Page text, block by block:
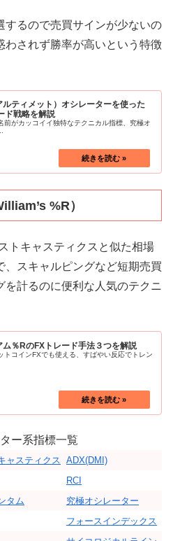
するので売買サインが少ないの
わされず勝率が高いという特徴
ルティメット）オシレーターを使った
ド戦略を解説
前がカッコイイ独特なテクニカル指標、究極オ
%R）
トキャスティクスと似た相場
、スキャルピングなど短期売買
計るのに便利な人気のテクニ
ム％RのFXトレード手法３つを解説
トコインFXでも使える、すばやい反応でトレン
ー系指標一覧
ャスティクス ADX(DMI)
RCI
タム
究極オシレーター
フォースインデックス